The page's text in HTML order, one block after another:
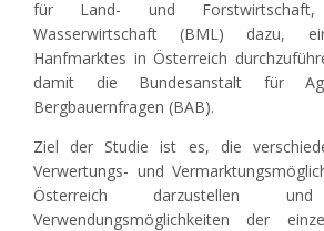
für Land- und
Wasserwirtschaft (BML) dazu,
Hanfmarktes in Österreich
damit die Bundesanstalt für
Bergbauernfragen (BAB).
Ziel der Studie ist es, die
Verwertungs- und
Österreich darzustellen
Verwendungsmöglichkeiten der